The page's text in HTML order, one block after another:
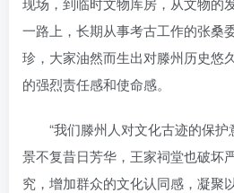
一路上，长期从事考古工作的张桑
珍，大家油然而生出对滕州历史悠
的强烈责任感和使命感。
“我们滕州人对文化古迹的保
景不复昔日芳华，王家祠堂也破坏
究，增加群众的文化认同感，凝聚